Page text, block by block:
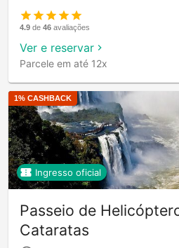
4.9 de 46 avaliações
Ver e reservar
Parcele em até 12x
1% CASHBACK
Ingresso oficial
Passeio de
Cataratas